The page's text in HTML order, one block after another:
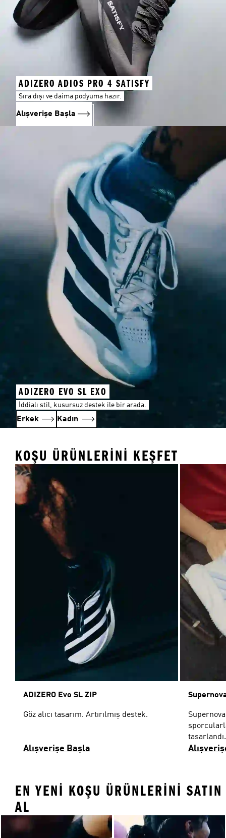
ADIZERO ADIOS PRO 4 SATISFY
Sıra dışı ve daima podyuma hazır.
Alışverişe Başla
ADIZERO EVO SL EXO
İddialı stil, kusursuz destek ile bir arada.
Erkek Kadın
KOŞU ÜRÜNLERINI KEŞFET
ADIZERO Evo SL ZIP
Göz alıcı tasarım. Artırılmış destek.
Alışverişe Başla
tasarlandı.
EN YENI KOŞU ÜRÜNLERINI SATIN
AL